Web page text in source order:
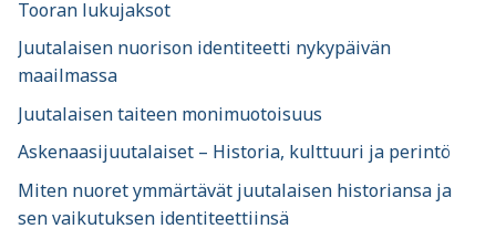
Tooran lukujaksot
Juutalaisen nuorison identiteetti nykypäivän
maailmassa
Juutalaisen taiteen monimuotoisuus
Askenaasijuutalaiset – Historia, kulttuuri ja perintö
Miten nuoret ymmärtävät juutalaisen historiansa ja
sen vaikutuksen identiteettiinsä